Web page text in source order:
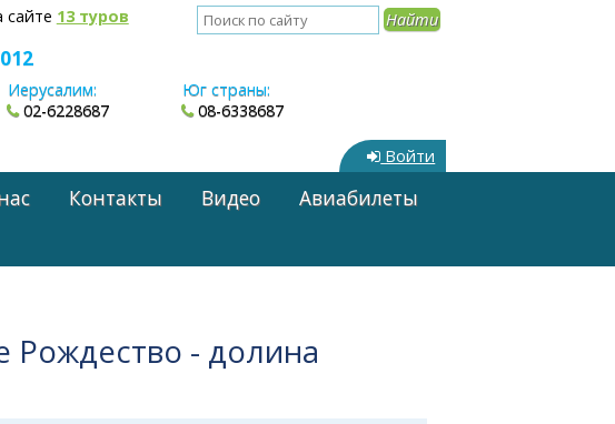
сайте 13 туров
Иерусалим:
02-6228687
Юг страны:
08-6338687
Войти
Контакты Видео
Авиабилеты
Рождество - долина